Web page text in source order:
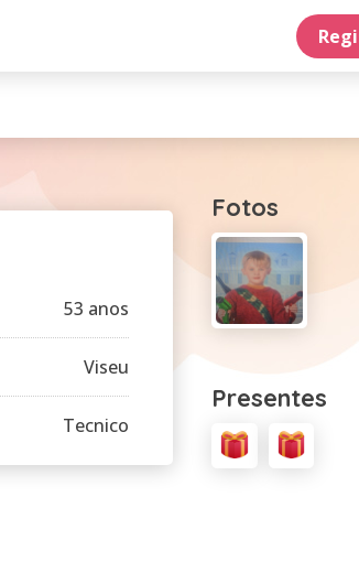
53 anos
Viseu
Tecnico
Fotos
Presentes